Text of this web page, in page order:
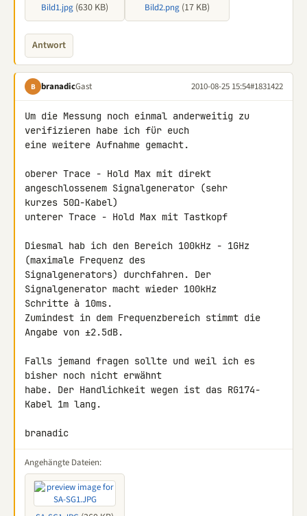
Bild1.jpg (630 KB) Bild2.png (17 KB)
Antwort
B branadicGast 2010-08-25 15:54#1831422
Um die Messung noch einmal anderweitig zu
verifizieren habe ich für euch
eine weitere Aufnahme gemacht.
oberer Trace - Hold Max mit direkt
angeschlossenem Signalgenerator (sehr
kurzes 50Ω-Kabel)
unterer Trace - Hold Max mit Tastkopf
Diesmal hab ich den Bereich 100kHz - 1GHz
(maximale Frequenz des
Signalgenerators) durchfahren. Der
Signalgenerator macht wieder 100kHz
Schritte à 10ms.
Zumindest in dem Frequenzbereich stimmt die
Angabe von ±2.5dB.
Falls jemand fragen sollte und weil ich es
bisher noch nicht erwähnt
habe. Der Handlichkeit wegen ist das RG174-
Kabel 1m lang.
branadic
Angehängte Dateien: